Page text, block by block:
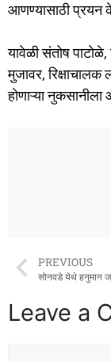
आणण्यासाठी प्रयन
यावेळी संतोष
मुजावर,
होणाऱ्या
PREVIOUS
Leave a